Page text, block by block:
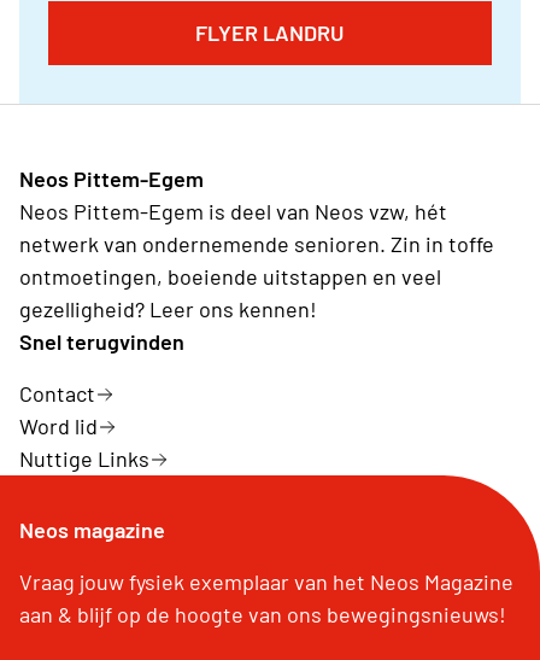
FLYER LANDRU
Neos Pittem-Egem
Neos Pittem-Egem is deel van Neos vzw, hét
netwerk van ondernemende senioren. Zin in toffe
ontmoetingen, boeiende uitstappen en veel
gezelligheid? Leer ons kennen!
Snel terugvinden
Contact
Word lid
Nuttige Links
Neos magazine
Vraag jouw fysiek exemplaar van het Neos Magazine
aan & blijf op de hoogte van ons bewegingsnieuws!